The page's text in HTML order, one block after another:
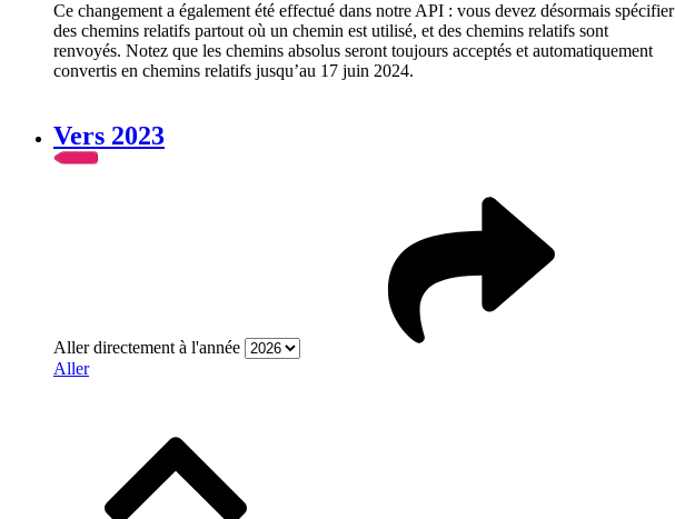
Ce changement a également été effectué dans notre API : vous devez désormais spécifier
des chemins relatifs partout où un chemin est utilisé, et des chemins relatifs sont
renvoyés. Notez que les chemins absolus seront toujours acceptés et automatiquement
convertis en chemins relatifs jusqu’au 17 juin 2024.
Vers 2023
Aller directement à l'année
Aller